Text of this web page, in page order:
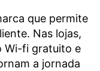
que permite
Nas lojas,
Wi-fi gratuito e
a jornada